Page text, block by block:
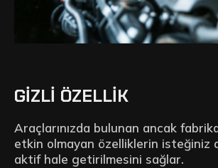
GIZLI ÖZELLIK
Araçlarınızda bulunan ancak fabrika
etkin olmayan özelliklerin isteğiniz
aktif hale getirilmesini sağlar.